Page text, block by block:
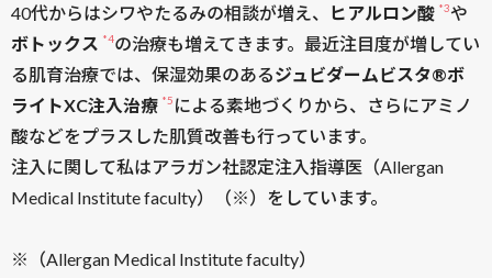
40代からはシワやたるみの相談が増え、
ヒアルロン酸 *3や
ボトックス *4の治療も増えてきます。最近注目度が増してい
る肌育治療では、保湿効果のあるジュビダームビスタ®ボ
ライトXC注入治療 *5 による素地づくりから、さらにアミノ
酸などをプラスした肌質改善も行っています。
注入に関して私はアラガン社認定注入指導医（Allergan
Medical Institute faculty）（※）をしています。
※（Allergan Medical Institute faculty）